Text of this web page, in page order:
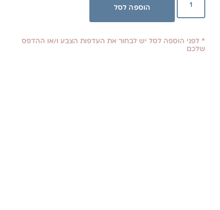
הוספה לסל
* לפני הוספה לסל יש לבחור את העדפות הצבע ו/או ההדפס
שלכם